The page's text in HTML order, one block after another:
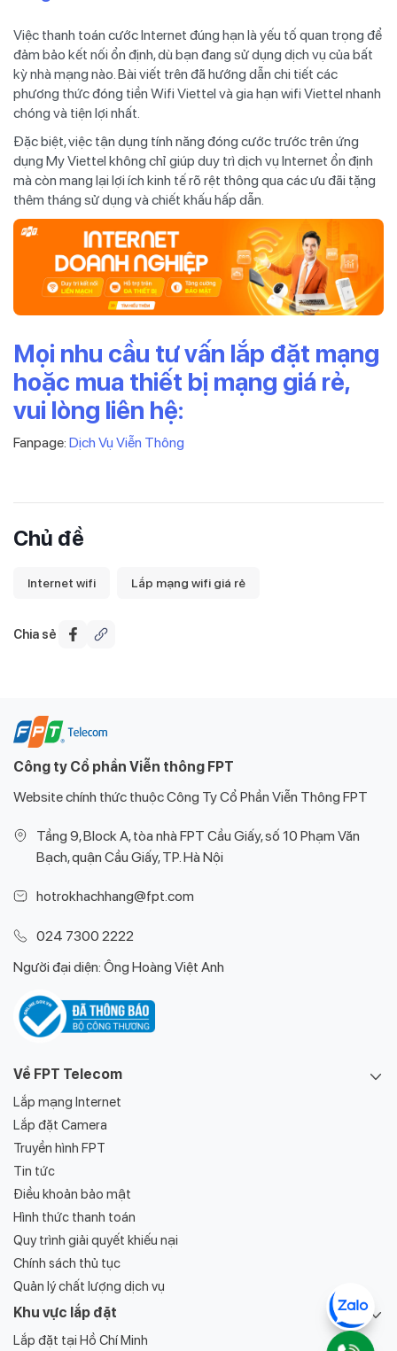
Việc thanh toán cước Internet đúng hạn là yếu tố quan trọng để
đảm bảo kết nối ổn định, dù bạn đang sử dụng dịch vụ của bất
kỳ nhà mạng nào. Bài viết trên đã hướng dẫn chi tiết các
phương thức đóng tiền Wifi Viettel và gia hạn wifi Viettel nhanh
chóng và tiện lợi nhất.
Đặc biệt, việc tận dụng tính năng đóng cước trước trên ứng
dụng My Viettel không chỉ giúp duy trì dịch vụ Internet ổn định
mà còn mang lại lợi ích kinh tế rõ rệt thông qua các ưu đãi tặng
thêm tháng sử dụng và chiết khấu hấp dẫn.
Mọi nhu cầu tư vấn lắp đặt mạng
hoặc mua thiết bị mạng giá rẻ,
vui lòng liên hệ:
Fanpage: Dịch Vụ Viễn Thông
Chủ đề
Internet wifi Lắp mạng wifi giá rẻ
Chia sẻ
Công ty Cổ phần Viễn thông FPT
Website chính thức thuộc Công Ty Cổ Phần Viễn Thông FPT
Tầng 9, Block A, tòa nhà FPT Cầu Giấy, số 10 Phạm Văn
Bạch, quận Cầu Giấy, TP. Hà Nội
hotrokhachhang@fpt.com
024 7300 2222
Người đại diện: Ông Hoàng Việt Anh
Về FPT Telecom
Lắp mạng Internet
Lắp đặt Camera
Truyền hình FPT
Tin tức
Điều khoản bảo mật
Hình thức thanh toán
Quy trình giải quyết khiếu nại
Chính sách thủ tục
Quản lý chất lượng dịch vụ
Khu vực lắp đặt
Lắp đặt tại Hồ Chí Minh